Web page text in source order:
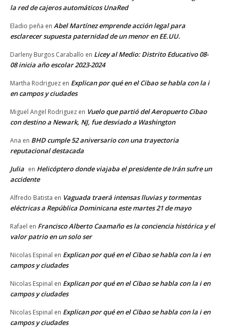
la red de cajeros automáticos UnaRed
Eladio peña en Abel Martínez emprende acción legal para
esclarecer supuesta paternidad de un menor en EE.UU.
Darleny Burgos Caraballo en Licey al Medio: Distrito Educativo 08-
08 inicia año escolar 2023-2024
Martha Rodriguez en Explican por qué en el Cibao se habla con la i
en campos y ciudades
Miguel Angel Rodriguez en Vuelo que partió del Aeropuerto Cibao
con destino a Newark, NJ, fue desviado a Washington
Ana en BHD cumple 52 aniversario con una trayectoria
reputacional destacada
Julia en Helicóptero donde viajaba el presidente de Irán sufre un
accidente
Alfredo Batista en Vaguada traerá intensas lluvias y tormentas
eléctricas a República Dominicana este martes 21 de mayo
Rafael en Francisco Alberto Caamaño es la conciencia histórica y el
valor patrio en un solo ser
Nicolas Espinal en Explican por qué en el Cibao se habla con la i en
campos y ciudades
Nicolas Espinal en Explican por qué en el Cibao se habla con la i en
campos y ciudades
Nicolas Espinal en Explican por qué en el Cibao se habla con la i en
campos y ciudades